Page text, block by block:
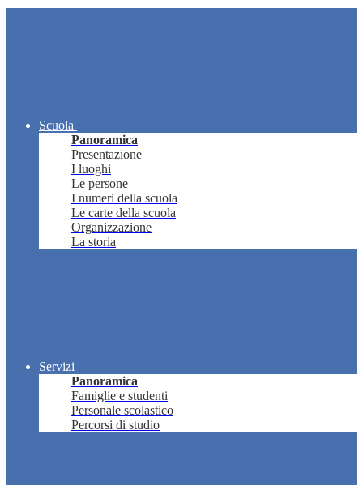
Scuola
Panoramica
Presentazione
I luoghi
Le persone
I numeri della scuola
Le carte della scuola
Organizzazione
La storia
Servizi
Panoramica
Famiglie e studenti
Personale scolastico
Percorsi di studio